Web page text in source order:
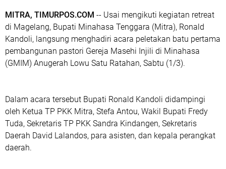
MITRA, TIMURPOS.COM -- Usai mengikuti kegiatan retreat
di Magelang, Bupati Minahasa Tenggara (Mitra), Ronald
Kandoli, langsung menghadiri acara peletakan batu pertama
pembangunan pastori Gereja Masehi Injili di Minahasa
(GMIM) Anugerah Lowu Satu Ratahan, Sabtu (1/3).
Dalam acara tersebut Bupati Ronald Kandoli didampingi
oleh Ketua TP PKK Mitra, Stefa Antou, Wakil Bupati Fredy
Tuda, Sekretaris TP PKK Sandra Kindangen, Sekretaris
Daerah David Lalandos, para asisten, dan kepala perangkat
daerah.